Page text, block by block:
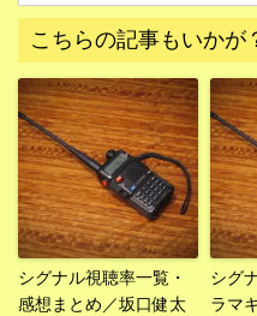
こちらの記事もいかが
シグナル視聴率一覧・
感想まとめ／坂口健太
シグ
ラマ